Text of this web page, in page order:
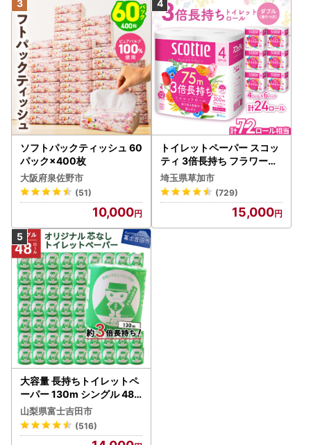
添付の上、サポートセンターまで送信ください。
※初期不良の場合、お礼の品の 到着後8日が経過した場合は
対応できませんので、ご了承ください。
※お急ぎの場合はお電話にてご連絡ください。
※お客様都合での返品・交換は承っておりません。一度使用
されたものについても同様です。
・返礼品発送時のお知らせは、メール送信のみとさせていた
だきます。電話でのご案内はしておりません。ご了承下さ
い。
・ふるさと納税をイメージさせ商品を売りつけようとする悪
質なショッピングサイトがあります。ご不明な場合は、必ず
寄附の手続きを行う前にお尋ねください。
【お礼の品発送メールや、町からの重要なお知らせが届かな
い場合がございます】
ご利用のセキュリティソフトやメールソフトに、迷惑メール
防止機能が付いている等迷惑メールフォルダやゴミ箱に自動
振り分けされたり、
携帯メールの場合、携帯電話以外からのメールは受信しない
標準設定がされている等で発送メールが受信できない場合が
ございます。
迷惑メールフォルダ内やセキュリティソフトのメーカーに確
認のうえ、「＠furusato-lg.jp」のドメイン指定受信設定を
お願いいたします。
【長期不在について】
ソフトパックティッシュ 60
パック×400枚
大阪府泉佐野市
(51)
10,000
トイレットペーパー スコッ
ティ 3倍長持ち フラワーパ
ック 4ロール×6P
埼玉県草加市
(729)
15,000
大容量 長持ちトイレットペ
ーパー 130m シングル 48R
芯なし 3倍巻 トイレット
山梨県富士吉田市
(516)